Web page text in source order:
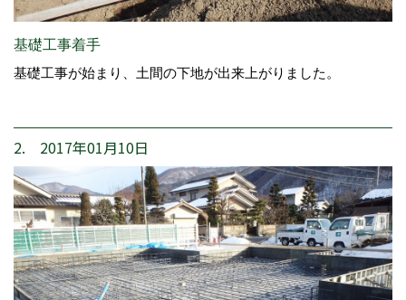
基礎工事着手
基礎工事が始まり、土間の下地が出来上がりました。
2. 2017年01月10日